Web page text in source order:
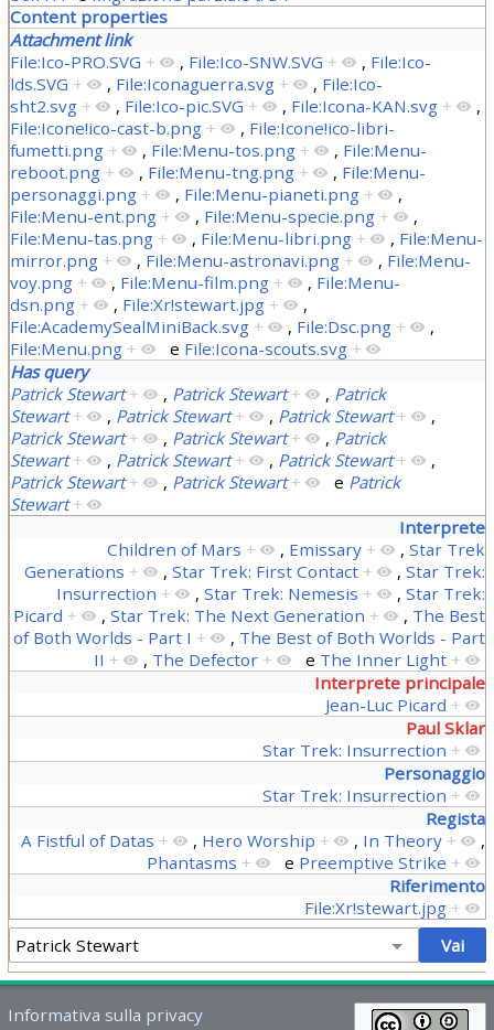
Content properties
Attachment link
File:Ico-PRO.SVG + , File:Ico-SNW.SVG + , File:Ico-
lds.SVG + , File:Iconaguerra.svg + , File:Ico-
sht2.svg + , File:Ico-pic.SVG + , File:Icona-KAN.svg +
,
File:Icone!ico-cast-b.png + , File:Icone!ico-libri-
fumetti.png + , File:Menu-tos.png + , File:Menu-
reboot.png + , File:Menu-tng.png + , File:Menu-
personaggi.png + , File:Menu-pianeti.png +
,
File:Menu-ent.png + , File:Menu-specie.png +
,
File:Menu-tas.png + , File:Menu-libri.png + , File:Menu-
mirror.png + , File:Menu-astronavi.png + , File:Menu-
voy.png + , File:Menu-film.png + , File:Menu-
dsn.png + , File:Xr!stewart.jpg +
,
File:AcademySealMiniBack.svg + , File:Dsc.png +
,
File:Menu.png + e File:Icona-scouts.svg +
Has query
Patrick Stewart + , Patrick Stewart + , Patrick
Stewart + , Patrick Stewart + , Patrick Stewart +
,
Patrick Stewart + , Patrick Stewart + , Patrick
Stewart + , Patrick Stewart + , Patrick Stewart +
,
Patrick Stewart + , Patrick Stewart + e Patrick
Stewart +
Interprete
Children of Mars + , Emissary + ,Star Trek
Generations + ,Star Trek: First Contact + ,Star Trek:
Insurrection + ,Star Trek: Nemesis + ,Star Trek:
Picard + ,Star Trek: The Next Generation + , The Best
of Both Worlds - Part I + , The Best of Both Worlds - Part
II + , The Defector + e The Inner Light +
Interprete principale
Jean-Luc Picard +
Paul Sklar
Star Trek: Insurrection +
Personaggio
Star Trek: Insurrection +
Regista
A Fistful of Datas + , Hero Worship + , In Theory +
,
Phantasms + e Preemptive Strike +
Riferimento
File:Xr!stewart.jpg +
Informativa sulla privacy